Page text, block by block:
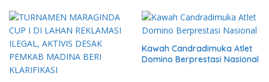
Kawah Candradimuka Atlet
Domino Berprestasi Nasional